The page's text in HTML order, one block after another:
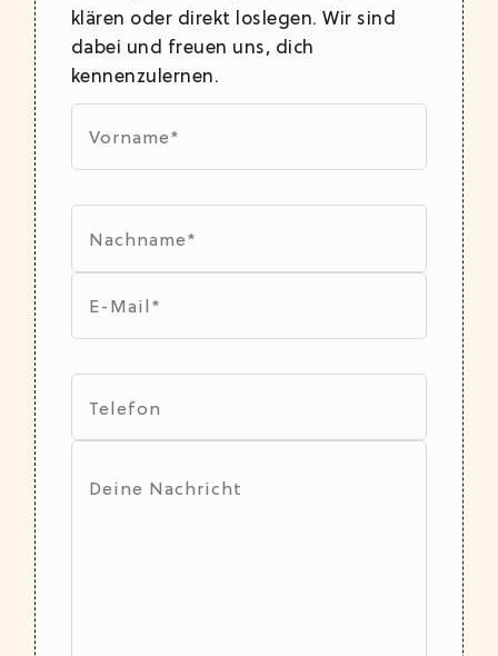
klären oder direkt loslegen. Wir sind
dabei und freuen uns, dich
kennenzulernen.